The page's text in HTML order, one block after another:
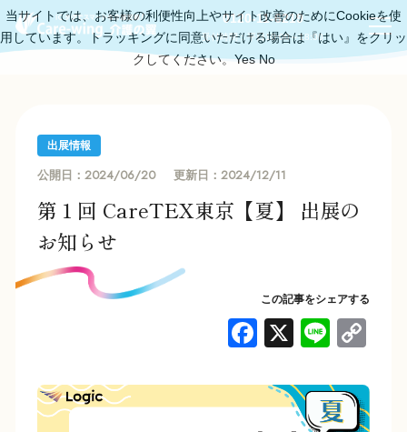
0120-11-6219
受付時間：平日10:00～18:00
出展情報
公開日： 2024/06/20 更新日： 2024/12/11
第１回 CareTEX東京【夏】 出展の
お知らせ
この記事をシェアする
F
c
X Li
e
当サイトでは、お客様の利便性向上やサイト改善のためにCookieを使
用しています。トラッキングに同意いただける場合は『はい』をクリッ
クしてください。Yes No